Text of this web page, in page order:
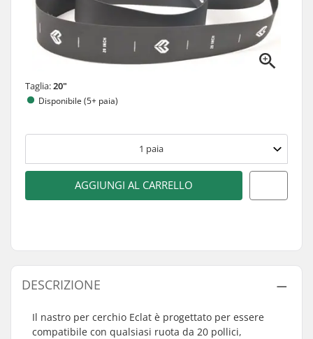
Taglia:20"
Disponibile (5+ paia)
1 paia
AGGIUNGI AL CARRELLO
DESCRIZIONE
Il nastro per cerchio Eclat è progettato per essere
compatibile con qualsiasi ruota da 20 pollici,